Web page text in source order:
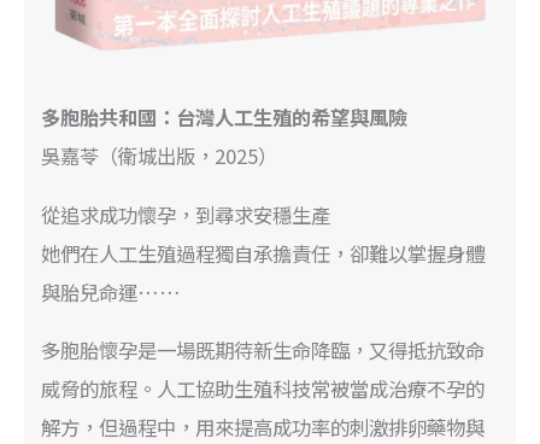
多胞胎共和國：台灣人工生殖的希望與風險
吳嘉苓（衛城出版，2025）
從追求成功懷孕，到尋求安穩生產
她們在人工生殖過程獨自承擔責任，卻難以掌握身體
與胎兒命運……
多胞胎懷孕是一場既期待新生命降臨，又得抵抗致命
威脅的旅程。人工協助生殖科技常被當成治療不孕的
解方，但過程中，用來提高成功率的刺激排卵藥物與